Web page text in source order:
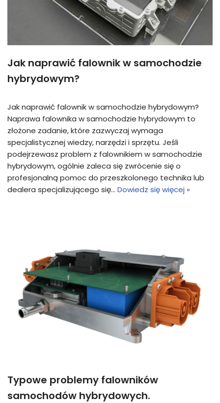
Jak naprawić falownik w samochodzie
hybrydowym?
Jak naprawić falownik w samochodzie hybrydowym?
Naprawa falownika w samochodzie hybrydowym to
złożone zadanie, które zazwyczaj wymaga
specjalistycznej wiedzy, narzędzi i sprzętu. Jeśli
podejrzewasz problem z falownikiem w samochodzie
hybrydowym, ogólnie zaleca się zwrócenie się o
profesjonalną pomoc do przeszkolonego technika lub
dealera specjalizującego się… Dowiedz się więcej »
Typowe problemy falowników
samochodów hybrydowych.